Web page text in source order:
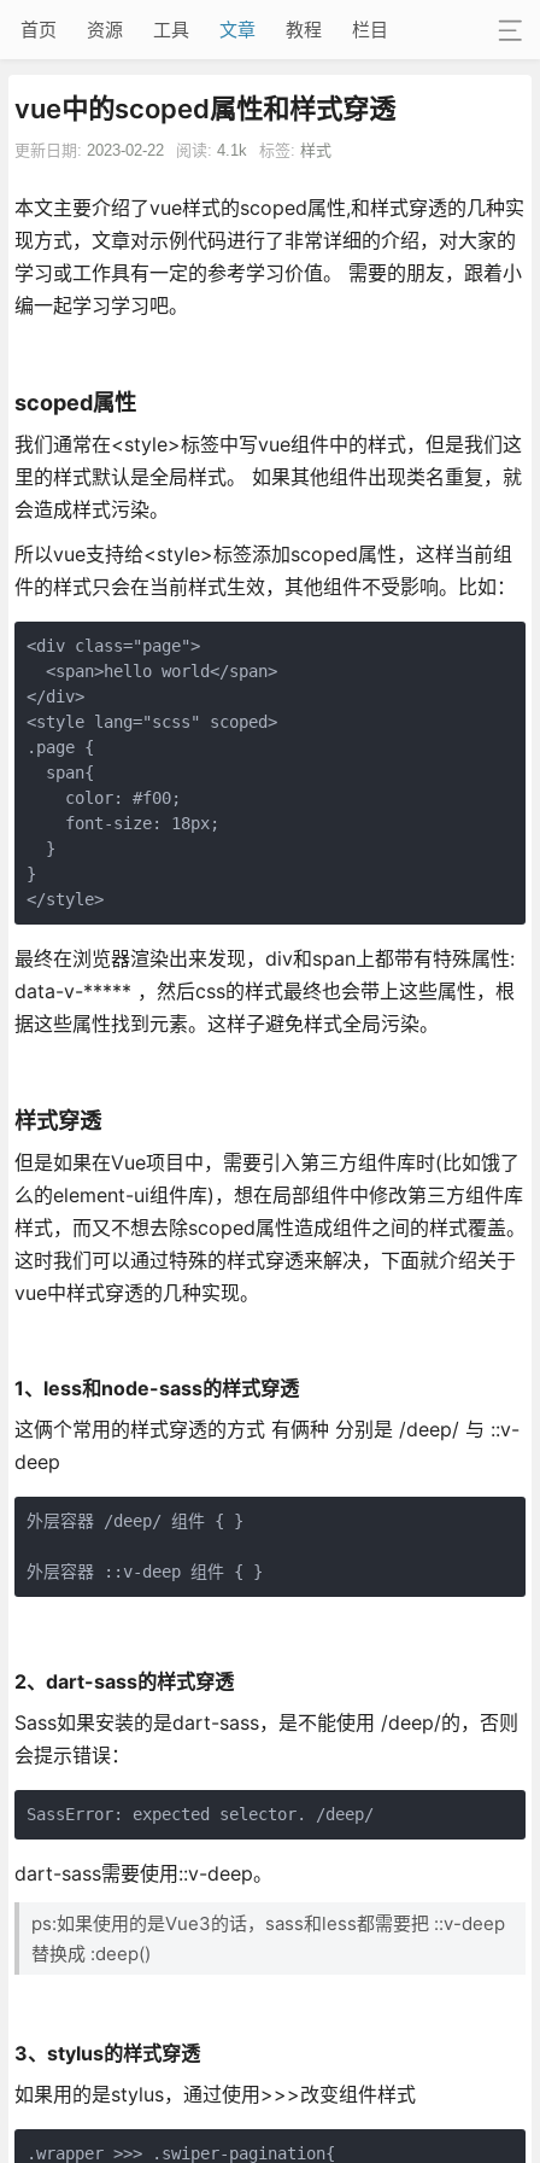
首页 资源 工具 文章 教程 栏目
vue中的scoped属性和样式穿透
更新日期: 2023-02-22 阅读: 4.1k 标签: 样式
本文主要介绍了vue样式的scoped属性,和样式穿透的几种实
现方式，文章对示例代码进行了非常详细的介绍，对大家的
学习或工作具有一定的参考学习价值。 需要的朋友，跟着小
编一起学习学习吧。
scoped属性
我们通常在<style>标签中写vue组件中的样式，但是我们这
里的样式默认是全局样式。 如果其他组件出现类名重复，就
会造成样式污染。
所以vue支持给<style>标签添加scoped属性，这样当前组
件的样式只会在当前样式生效，其他组件不受影响。比如：
<div class="page">
  <span>hello world</span>
</div>
<style lang="scss" scoped>
.page {
  span{
    color: #f00;
    font-size: 18px;
  }
}
</style>
最终在浏览器渲染出来发现，div和span上都带有特殊属性:
data-v-***** ，然后css的样式最终也会带上这些属性，根
据这些属性找到元素。这样子避免样式全局污染。
样式穿透
但是如果在Vue项目中，需要引入第三方组件库时(比如饿了
么的element-ui组件库)，想在局部组件中修改第三方组件库
样式，而又不想去除scoped属性造成组件之间的样式覆盖。
这时我们可以通过特殊的样式穿透来解决，下面就介绍关于
vue中样式穿透的几种实现。
1、less和node-sass的样式穿透
这俩个常用的样式穿透的方式 有俩种 分别是 /deep/ 与 ::v-
deep
外层容器 /deep/ 组件 { }
外层容器 ::v-deep 组件 { }
2、dart-sass的样式穿透
Sass如果安装的是dart-sass，是不能使用 /deep/的，否则
会提示错误：
SassError: expected selector. /deep/
dart-sass需要使用::v-deep。
ps:如果使用的是Vue3的话，sass和less都需要把 ::v-deep
替换成 :deep()
3、stylus的样式穿透
如果用的是stylus，通过使用>>>改变组件样式
.wrapper >>> .swiper-pagination{